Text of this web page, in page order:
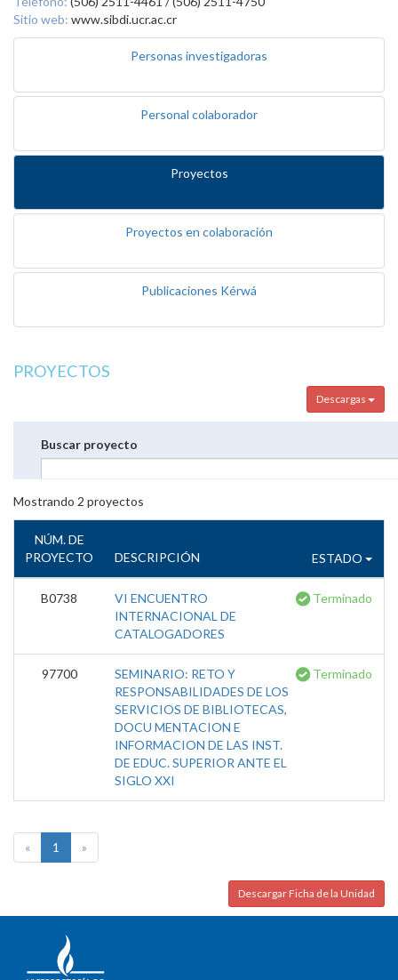
Sitio web: www.sibdi.ucr.ac.cr
Personas investigadoras
Personal colaborador
Proyectos
Proyectos en colaboración
Publicaciones Kérwá
PROYECTOS
Descargas
Buscar proyecto
Mostrando 2 proyectos
NÚM. DE
PROYECTO
DESCRIPCIÓN ESTADO
B0738
VI ENCUENTRO
INTERNACIONAL DE
CATALOGADORES
Terminado
97700
SEMINARIO: RETO Y
RESPONSABILIDADES DE LOS
SERVICIOS DE BIBLIOTECAS,
DOCU MENTACION E
INFORMACION DE LAS INST.
DE EDUC. SUPERIOR ANTE EL
SIGLO XXI
Terminado
« 1 »
Descargar Ficha de la Unidad